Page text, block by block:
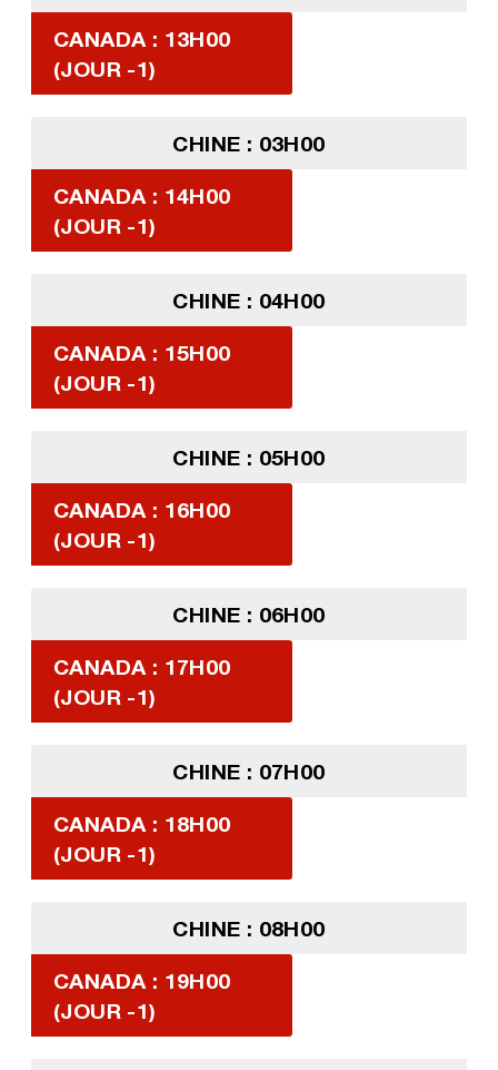
CANADA : 13H00
(JOUR -1)
CHINE : 03H00
CANADA : 14H00
(JOUR -1)
CHINE : 04H00
CANADA : 15H00
(JOUR -1)
CHINE : 05H00
CANADA : 16H00
(JOUR -1)
CHINE : 06H00
CANADA : 17H00
(JOUR -1)
CHINE : 07H00
CANADA : 18H00
(JOUR -1)
CHINE : 08H00
CANADA : 19H00
(JOUR -1)